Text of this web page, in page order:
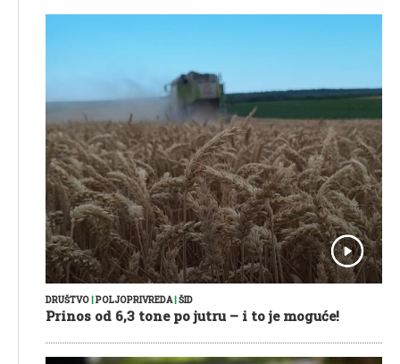
DRUŠTVO|POLJOPRIVREDA|ŠID
Prinos od 6,3 tone po jutru – i to je moguće!